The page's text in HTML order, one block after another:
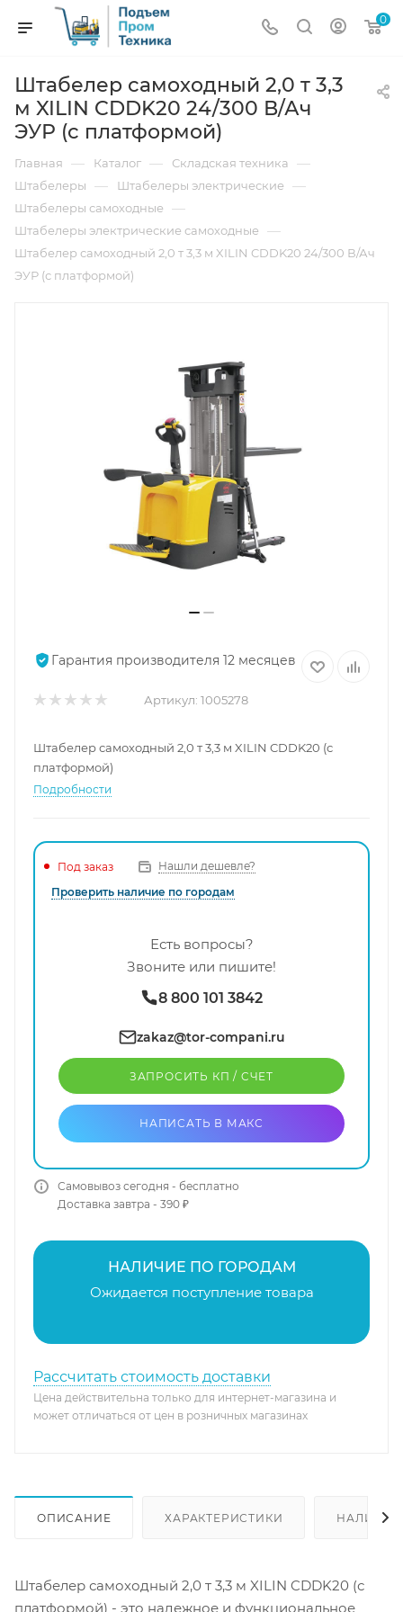
0
Штабелер самоходный 2,0 т 3,3
м XILIN CDDK20 24/300 В/Ач
ЭУР (с платформой)
Главная — Каталог — Складская техника —
Штабелеры — Штабелеры электрические —
Штабелеры самоходные —
Штабелеры электрические самоходные —
Штабелер самоходный 2,0 т 3,3 м XILIN CDDK20 24/300 В/Ач
ЭУР (с платформой)
Гарантия производителя 12 месяцев
Артикул: 1005278
Штабелер самоходный 2,0 т 3,3 м XILIN CDDK20 (с
платформой)
Подробности
Под заказ
Нашли дешевле?
Проверить наличие по городам
Есть вопросы?
Звоните или пишите!
8 800 101 3842
zakaz@tor-compani.ru
ЗАПРОСИТЬ КП / CЧЕТ
НАПИСАТЬ В МАКС
Самовывоз сегодня - бесплатно
Доставка завтра - 390 ₽
НАЛИЧИЕ ПО ГОРОДАМ
Ожидается поступление товара
Рассчитать стоимость доставки
Цена действительна только для интернет-магазина и
может отличаться от цен в розничных магазинах
ОПИСАНИЕ ХАРАКТЕРИСТИКИ
Штабелер самоходный 2,0 т 3,3 м XILIN CDDK20 (с
платформой) - это надежное и функциональное